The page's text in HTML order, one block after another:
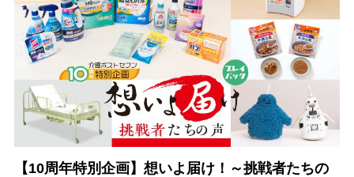
【10周年特別企画】想いよ届け！～挑戦者たちの